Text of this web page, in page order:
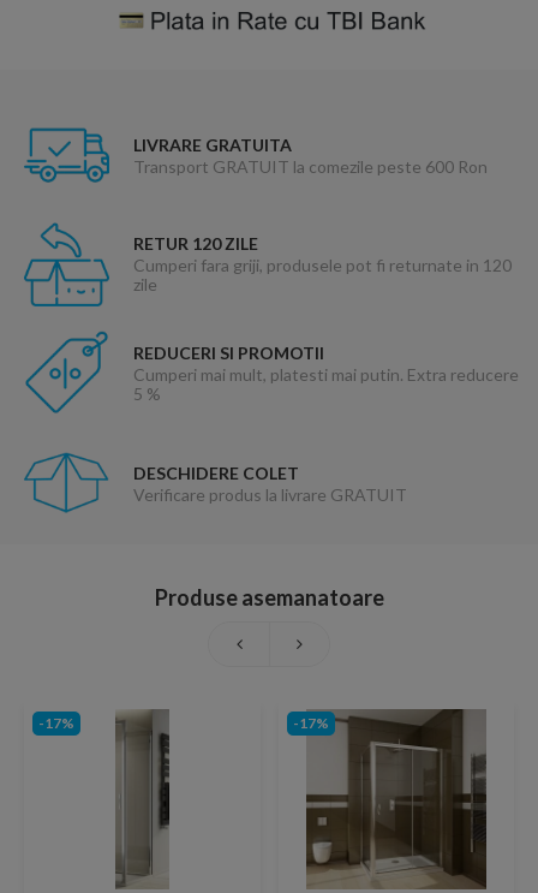
LIVRARE GRATUITA
Transport GRATUIT la comezile peste 600 Ron
RETUR 120 ZILE
Cumperi fara griji, produsele pot fi returnate in 120
zile
REDUCERI SI PROMOTII
Cumperi mai mult, platesti mai putin. Extra reducere
5 %
DESCHIDERE COLET
Verificare produs la livrare GRATUIT
Produse asemanatoare
-17% -17%